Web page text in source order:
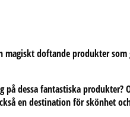
magiskt doftande produkter
på dessa fantastiska
en destination för skönhet